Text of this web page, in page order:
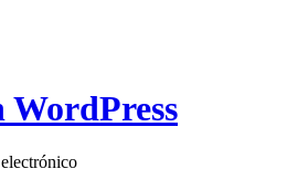
WordPress